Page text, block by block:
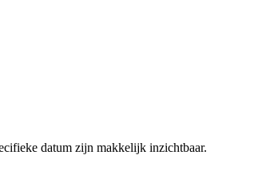
datum zijn makkelijk inzichtbaar.